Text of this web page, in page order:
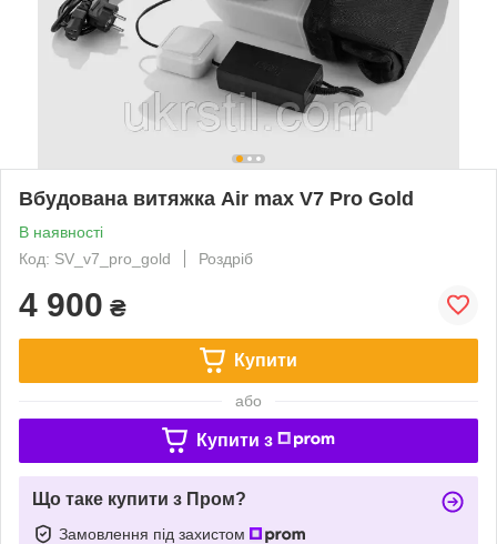
Вбудована витяжка Air max V7 Pro Gold
В наявності
Код: SV_v7_pro_gold
Роздріб
4 900 ₴
Купити
або
Купити з
Що таке купити з Пром?
Замовлення під захистом